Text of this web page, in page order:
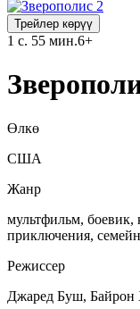
Трейлер көрүү
1 с. 55 мин.6+
Өлкө
США
Жанр
мультфильм, боевик,
приключения,
Режиссер
Джаред Буш, Байрон